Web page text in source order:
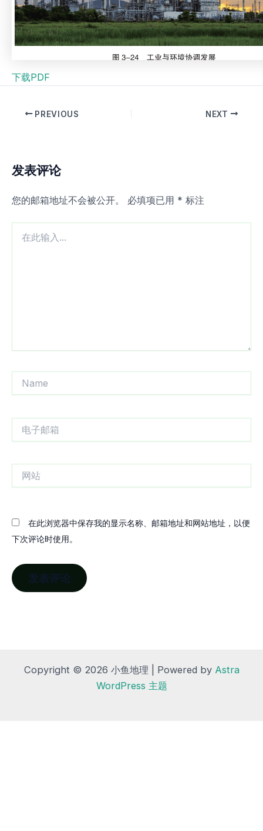
下载PDF
PREVIOUS NEXT
发表评论
您的邮箱地址不会被公开。 必填项已用 * 标注
在此浏览器中保存我的显示名称、邮箱地址和网站地址，以便
下次评论时使用。
Copyright © 2026 小鱼地理 | Powered by Astra
WordPress 主题